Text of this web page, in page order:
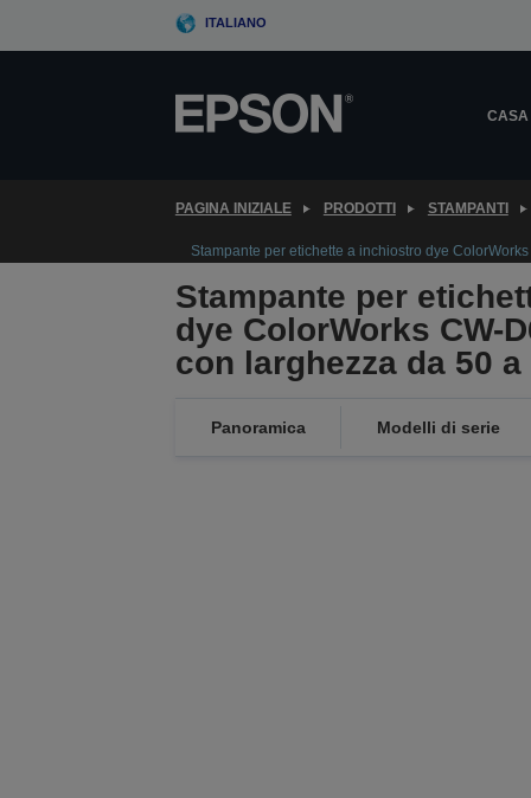
ITALIANO
CASA
PAGINA INIZIALE PRODOTTI STAMPANTI
Stampante per etichette a inchiostro dye
Stampante per
dye ColorWorks CW-
con larghezza da 50 a
Panoramica Modelli di serie